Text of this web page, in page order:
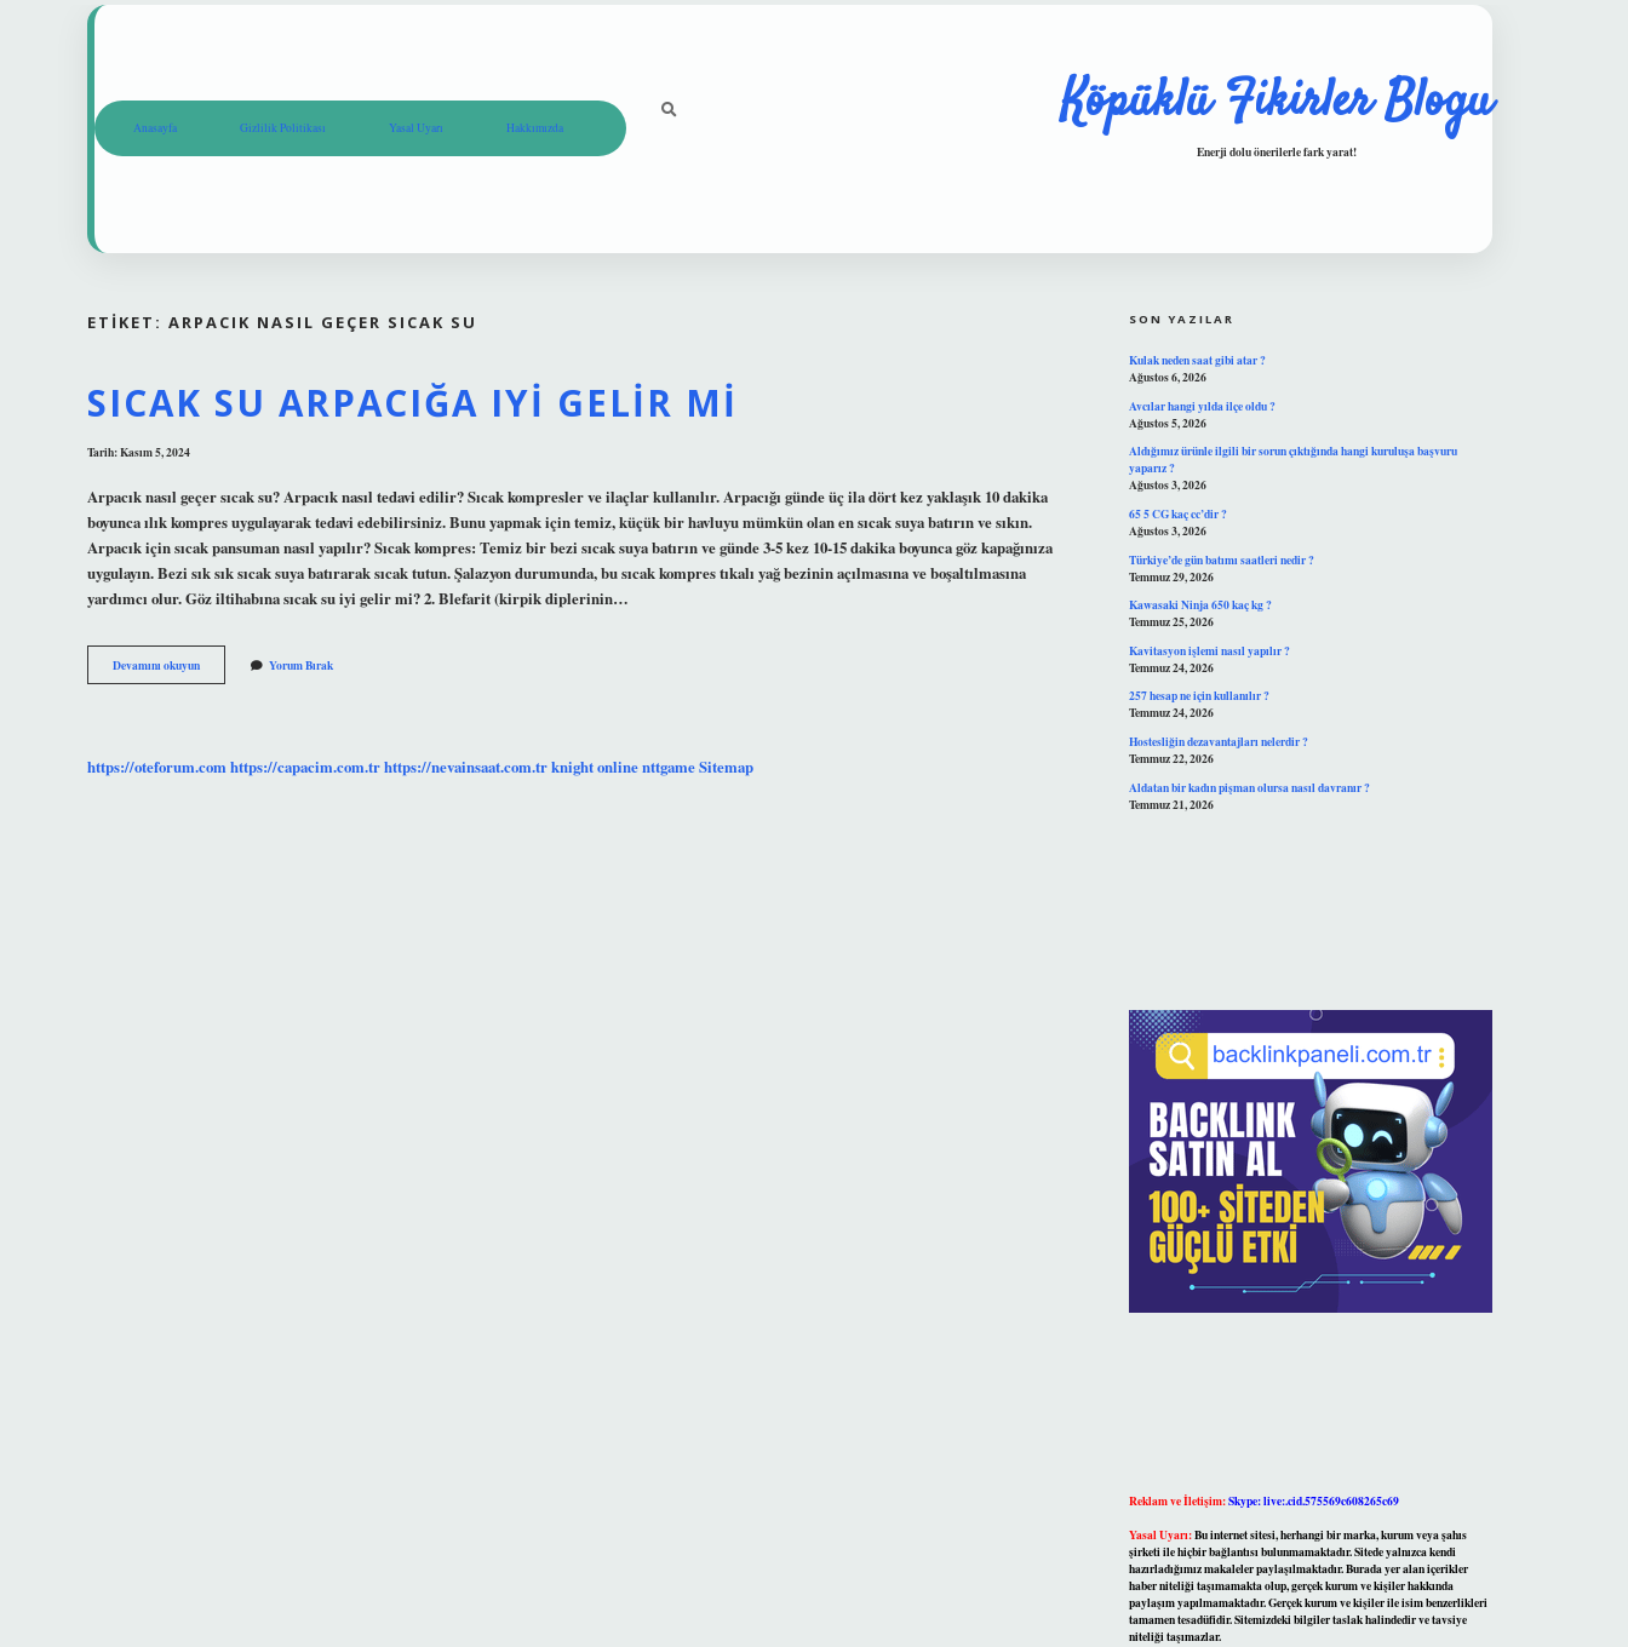
Anasayfa Gizlilik Politikası Yasal Uyarı Hakkımızda Köpüklü Fikirler Blogu
Enerji dolu önerilerle fark yarat!
ETIKET: ARPACIK NASIL GEÇER SICAK SU
SICAK SU ARPACIĞA IYI GELIR MI
Tarih: Kasım 5, 2024
Arpacık nasıl geçer sıcak su? Arpacık nasıl tedavi edilir? Sıcak kompresler ve ilaçlar kullanılır. Arpacığı günde üç ila dört kez yaklaşık 10 dakika
boyunca ılık kompres uygulayarak tedavi edebilirsiniz. Bunu yapmak için temiz, küçük bir havluyu mümkün olan en sıcak suya batırın ve sıkın.
Arpacık için sıcak pansuman nasıl yapılır? Sıcak kompres: Temiz bir bezi sıcak suya batırın ve günde 3-5 kez 10-15 dakika boyunca göz kapağınıza
uygulayın. Bezi sık sık sıcak suya batırarak sıcak tutun. Şalazyon durumunda, bu sıcak kompres tıkalı yağ bezinin açılmasına ve boşaltılmasına
yardımcı olur. Göz iltihabına sıcak su iyi gelir mi? 2. Blefarit (kirpik diplerinin…
Devamını okuyunSıcak
Su
Yorum Bırak
https://oteforum.comhttps://capacim.com.trhttps://nevainsaat.com.trknight onlinenttgameSitemap
SON YAZILAR
Kulak neden saat gibi atar ?
Ağustos 6, 2026
Avcılar hangi yılda ilçe oldu ?
Ağustos 5, 2026
Aldığımız ürünle ilgili bir sorun çıktığında hangi kuruluşa başvuru
yaparız ?
Ağustos 3, 2026
65 5 CG kaç cc’dir ?
Ağustos 3, 2026
Türkiye’de gün batımı saatleri nedir ?
Temmuz 29, 2026
Kawasaki Ninja 650 kaç kg ?
Temmuz 25, 2026
Kavitasyon işlemi nasıl yapılır ?
Temmuz 24, 2026
257 hesap ne için kullanılır ?
Temmuz 24, 2026
Hostesliğin dezavantajları nelerdir ?
Temmuz 22, 2026
Aldatan bir kadın pişman olursa nasıl davranır ?
Temmuz 21, 2026
Reklam ve İletişim:Skype: live:.cid.575569c608265c69
Yasal Uyarı:Bu internet sitesi, herhangi bir marka, kurum veya şahıs
şirketi ile hiçbir bağlantısı bulunmamaktadır. Sitede yalnızca kendi
hazırladığımız makaleler paylaşılmaktadır. Burada yer alan içerikler
haber niteliği taşımamakta olup, gerçek kurum ve kişiler hakkında
paylaşım yapılmamaktadır. Gerçek kurum ve kişiler ile isim benzerlikleri
tamamen tesadüfidir. Sitemizdeki bilgiler taslak halindedir ve tavsiye
niteliği taşımazlar.